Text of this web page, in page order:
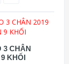
3 CHÂN
KHỐI